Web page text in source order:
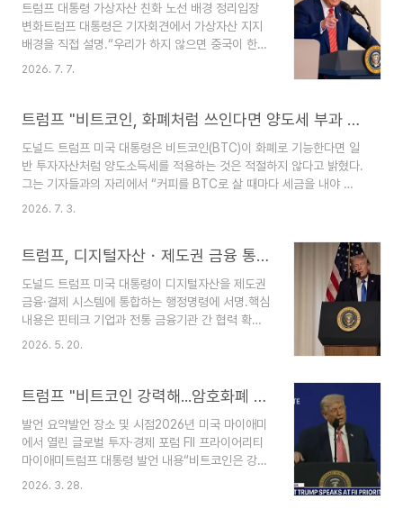
예측시장 폴리마켓 기준, 클래리티법의 연내 통과
가능성은 14%로 집계됨.즉, 트럼프 대통령은 암호
화폐를 미국 경제에 긍정적 역할을 할 수 있는 전략
적 자산으로 보고 있으며, 동시에 중국 견제 수단으
트럼프 "비트코인..
트럼프 대통령 가상자산 친화 노선 배경 정리입장
변화트럼프 대통령은 기자회견에서 가상자산 지지
배경을 직접 설명.“우리가 하지 않으면 중국이 한
다”는 지정학적 이유를 강조.첫 임기 때는 비트코인
람이 정말 많다는 걸 알게 됐다.”사업가적 관점비트
생명력을 인정.중국의 적극적 움직임을 견제하기 위
해 미국도 참여해야 한다고 강조.가족 사업과의 관
계트럼프 대통령과 아들들이 가상자산 플랫폼 월드
리버티파이낸셜(WLFI) 공동 창업자로 등재.WLFI
여하지 않는다”고 선을..
2026. 7. 7.
트럼프 "비트코인, 화폐처럼 쓰인다면 양도세 부과 부적절"
도널드 트럼프 미국 대통령은 비트코인(BTC)이 화폐로 기능한다면 일
반 투자자산처럼 양도소득세를 적용하는 것은 적절하지 않다고 밝혔다.
그는 기자들과의 자리에서 “커피를 BTC로 살 때마다 세금을 내야 한
다는 주장에는 동의하기 어렵다”며, 암호화폐가 중요한 산업이므로 미
양도소득세 부과는 부적절하다고 주장암호화폐 산업을 국가 경쟁력의
핵심 분야로 강조트럼프 대통령의 발언은 암호화폐 과세 정책과 규제
방향에 큰 논쟁을 불러일으킬 수 있는 입장으로 해석됩니
다.https://coinness.com/news/1162078 속보 | 트럼프 "비트코
인, 화폐처럼 쓰인다면 양도세 부과 ..
2026. 7. 3.
트럼프, 디지털자산・제도권 금융 통합 행정명령…‘연준 결제망’ 개방 검토
도널드 트럼프 미국 대통령이 디지털자산을 제도권
금융·결제 시스템에 통합하는 행정명령에 서명.핵심
내용은 핀테크 기업과 전통 금융기관 간 협력 확대,
불필요한 규제 완화, 신규 사업자의 시장 진입 촉
절차를 재검토하고, 180일 내 혁신 촉진 조치를 시
등 라이선스 취득 절차 간소화도 검토 대상.연준
(Fed)은 디지털자산 기업·비은행 금융사에 지급결
제 서비스 접근성을 확대할 수 있는지 검토, 120일
내 보고서 제출 예정.업계는 이번 조치를 디지털자
2026. 5. 20.
트럼프 "비트코인 강력해...암호화폐 결제 증가 추세"
발언 요약발언 장소 및 시점2026년 미국 마이애미
에서 열린 글로벌 투자·경제 포럼 FII 프라이어리티
마이애미트럼프 대통령 발언 내용“비트코인은 강력
하다(Bitcoin is Powerful). 사람들이 암호화폐로
2026. 3. 28.